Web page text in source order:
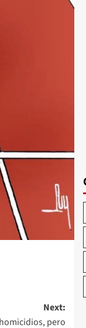
Next:
pero